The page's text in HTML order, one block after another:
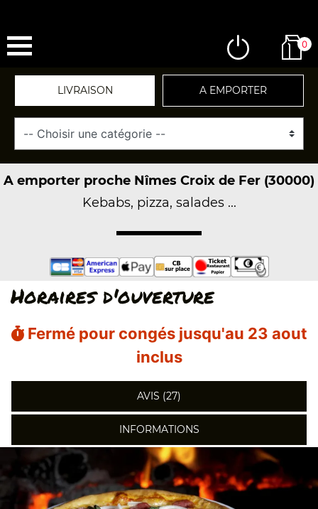
0
LIVRAISON A EMPORTER
A emporter proche Nîmes Croix de Fer (30000)
Kebabs, pizza, salades ...
Horaires d'ouverture
Fermé pour congés jusqu'au 23 aout
inclus
AVIS (27)
INFORMATIONS